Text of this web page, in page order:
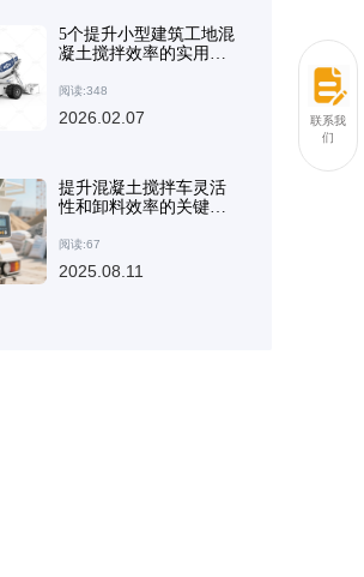
5个提升小型建筑工地混
凝土搅拌效率的实用技
阅读:348
2026.02.07
提升混凝土搅拌车灵活
性和卸料效率的关键技
阅读:67
2025.08.11
联系我
们